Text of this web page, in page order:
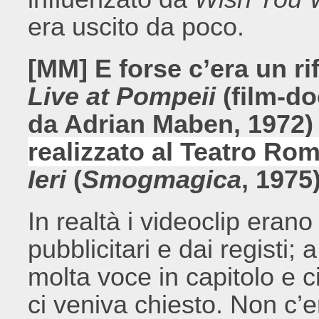
era uscito da poco.
[MM] E forse c’era un
Live at Pompeii(film-
da Adrian Maben,
realizzato al Teatro
Ieri (Smogmagica,
In realtà i videoclip
pubblicitari e dai registi;
molta voce in capitolo e
ci veniva chiesto. Non